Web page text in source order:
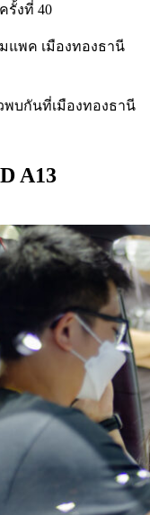
รั้งที่ 40
แพค เมืองทองธานี
บกันที่เมืองทองธานี
A13